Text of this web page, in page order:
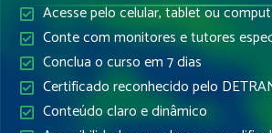
Acesse pelo celular, tablet ou
Conte com monitores e tutores
Conclua o curso em 7 dias
Certificado reconhecido pelo
Conteúdo claro e dinâmico